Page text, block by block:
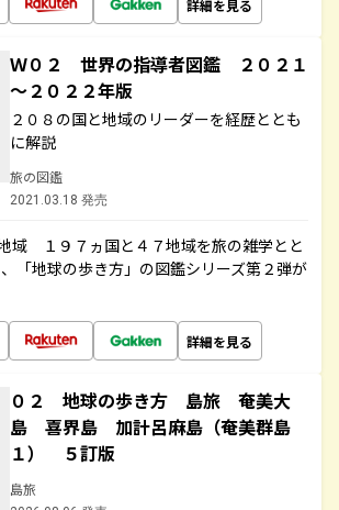
詳細を見る
Ｗ０２ 世界の指導者図鑑 ２０２１
～２０２２年版
２０８の国と地域のリーダーを経歴ととも
に解説
旅の図鑑
2021.03.18 発売
域 １９７ヵ国と４７地域を旅の雑学とと
「地球の歩き方」の図鑑シリーズ第２弾が
詳細を見る
０２ 地球の歩き方 島旅 奄美大
島 喜界島 加計呂麻島（奄美群島
１） ５訂版
島旅